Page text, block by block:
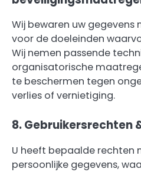
Wij bewaren uw gegevens
voor de doeleinden
Wij nemen passende
organisatorische
te beschermen tegen
verlies of vernietiging.
8. Gebruikersrechten
U heeft bepaalde rechten
persoonlijke gegevens,